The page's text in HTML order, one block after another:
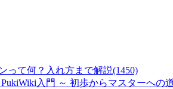
って何？入れ方まで解説(1450)
PukiWiki入門 ～ 初歩からマスターへの